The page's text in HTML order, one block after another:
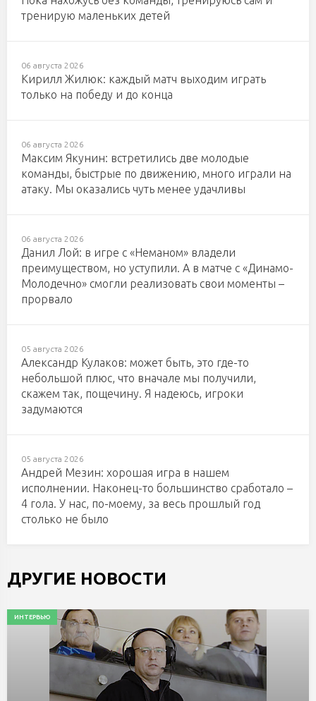
тренирую маленьких детей
06 августа 2026
Кирилл Жилюк: каждый матч выходим играть
только на победу и до конца
06 августа 2026
Максим Якунин: встретились две молодые
команды, быстрые по движению, много играли на
атаку. Мы оказались чуть менее удачливы
06 августа 2026
Данил Лой: в игре с «Неманом» владели
преимуществом, но уступили. А в матче с «Динамо-
Молодечно» смогли реализовать свои моменты –
прорвало
05 августа 2026
Александр Кулаков: может быть, это где-то
небольшой плюс, что вначале мы получили,
скажем так, пощечину. Я надеюсь, игроки
задумаются
05 августа 2026
Андрей Мезин: хорошая игра в нашем
исполнении. Наконец-то большинство сработало –
4 гола. У нас, по-моему, за весь прошлый год
столько не было
ДРУГИЕ НОВОСТИ
ИНТЕРВЬЮ